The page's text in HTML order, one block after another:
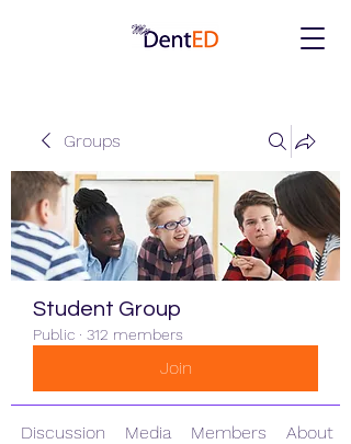
Groups
Student Group
Public · 312 members
Join
Discussion Media Members About